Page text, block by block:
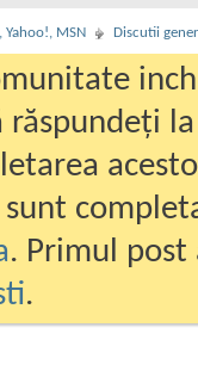
MSN Discutii
răspundeți
. Primul
.